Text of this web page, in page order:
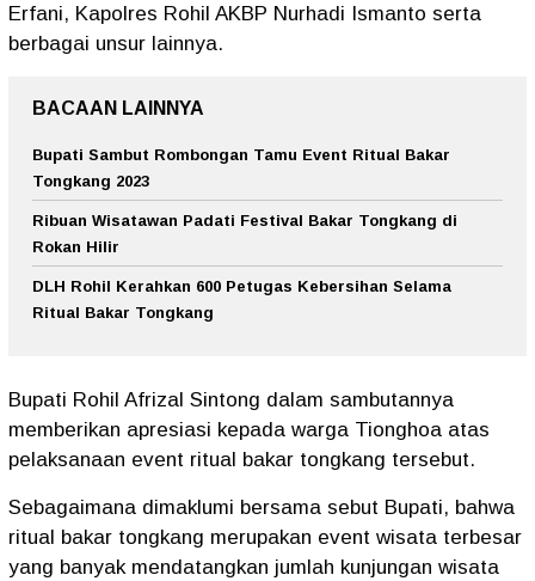
Erfani, Kapolres Rohil AKBP Nurhadi Ismanto serta
berbagai unsur lainnya.
BACAAN LAINNYA
Bupati Sambut Rombongan Tamu Event Ritual Bakar
Tongkang 2023
Ribuan Wisatawan Padati Festival Bakar Tongkang di
Rokan Hilir
DLH Rohil Kerahkan 600 Petugas Kebersihan Selama
Ritual Bakar Tongkang
Bupati Rohil Afrizal Sintong dalam sambutannya
memberikan apresiasi kepada warga Tionghoa atas
pelaksanaan event ritual bakar tongkang tersebut.
Sebagaimana dimaklumi bersama sebut Bupati, bahwa
ritual bakar tongkang merupakan event wisata terbesar
yang banyak mendatangkan jumlah kunjungan wisata